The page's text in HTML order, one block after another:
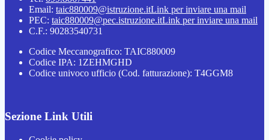
Email: taic880009@istruzione.itLink per inviare una mail
PEC: taic880009@pec.istruzione.itLink per inviare una mail
C.F.: 90283540731
Codice Meccanografico: TAIC880009
Codice IPA: 1ZEHMGHD
Codice univoco ufficio (Cod. fatturazione): T4GGM8
Sezione Link Utili